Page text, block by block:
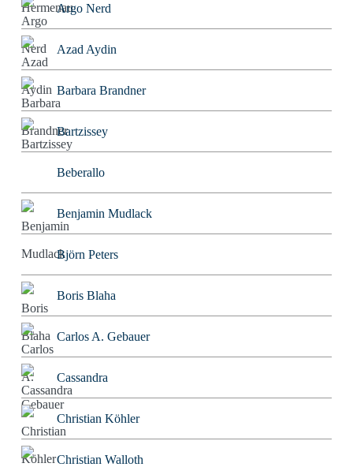
Argo Nerd
Azad Aydin
Barbara Brandner
Bartzissey
Beberallo
Benjamin Mudlack
Björn Peters
Boris Blaha
Carlos A. Gebauer
Cassandra
Christian Köhler
Christian Walloth